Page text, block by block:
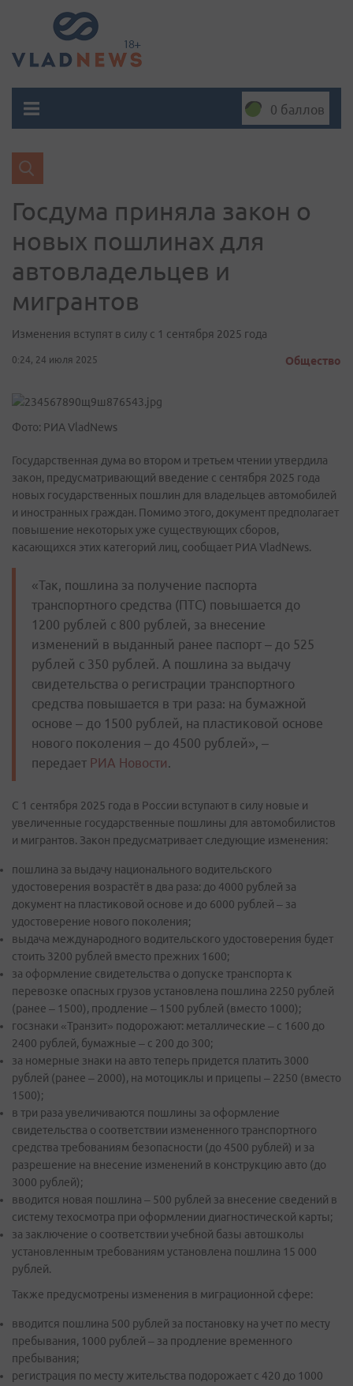
0 баллов
Госдума приняла закон о
новых пошлинах для
автовладельцев и
мигрантов
Изменения вступят в силу с 1 сентября 2025 года
0:24, 24 июля 2025 Общество
Фото: РИА VladNews
Государственная дума во втором и третьем чтении утвердила
закон, предусматривающий введение с сентября 2025 года
новых государственных пошлин для владельцев автомобилей
и иностранных граждан. Помимо этого, документ предполагает
повышение некоторых уже существующих сборов,
касающихся этих категорий лиц, сообщает РИА VladNews.
«Так, пошлина за получение паспорта
транспортного средства (ПТС) повышается до
1200 рублей с 800 рублей, за внесение
изменений в выданный ранее паспорт – до 525
рублей с 350 рублей. А пошлина за выдачу
свидетельства о регистрации транспортного
средства повышается в три раза: на бумажной
основе – до 1500 рублей, на пластиковой основе
нового поколения – до 4500 рублей», –
передает РИА Новости.
С 1 сентября 2025 года в России вступают в силу новые и
увеличенные государственные пошлины для автомобилистов
и мигрантов. Закон предусматривает следующие изменения:
пошлина за выдачу национального водительского
удостоверения возрастёт в два раза: до 4000 рублей за
документ на пластиковой основе и до 6000 рублей – за
удостоверение нового поколения;
выдача международного водительского удостоверения будет
стоить 3200 рублей вместо прежних 1600;
за оформление свидетельства о допуске транспорта к
перевозке опасных грузов установлена пошлина 2250 рублей
(ранее – 1500), продление – 1500 рублей (вместо 1000);
госзнаки «Транзит» подорожают: металлические – с 1600 до
2400 рублей, бумажные – с 200 до 300;
за номерные знаки на авто теперь придется платить 3000
рублей (ранее – 2000), на мотоциклы и прицепы – 2250 (вместо
1500);
в три раза увеличиваются пошлины за оформление
свидетельства о соответствии измененного транспортного
средства требованиям безопасности (до 4500 рублей) и за
разрешение на внесение изменений в конструкцию авто (до
3000 рублей);
вводится новая пошлина – 500 рублей за внесение сведений в
систему техосмотра при оформлении диагностической карты;
за заключение о соответствии учебной базы автошколы
установленным требованиям установлена пошлина 15 000
рублей.
Также предусмотрены изменения в миграционной сфере:
вводится пошлина 500 рублей за постановку на учет по месту
пребывания, 1000 рублей – за продление временного
пребывания;
регистрация по месту жительства подорожает с 420 до 1000